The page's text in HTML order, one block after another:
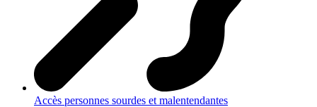
Accès personnes sourdes et malentendantes